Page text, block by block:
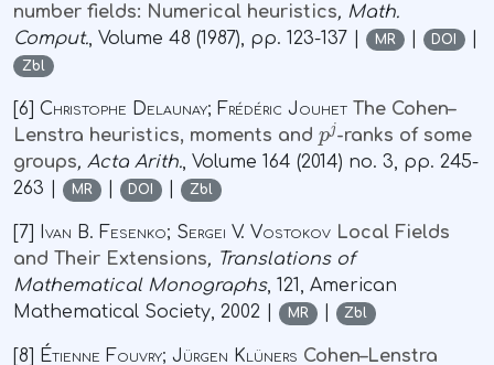
number fields: Numerical heuristics, Math.
Comput., Volume 48 (1987), pp. 123-137 | MR | DOI
Zbl
[6] Christophe Delaunay; Frédéric Jouhet The Cohen–
Lenstra heuristics, moments and
pj-ranks of some
groups, Acta Arith., Volume 164 (2014) no. 3, pp. 245-
263 |
MR | DOI | Zbl
[7] Ivan B. Fesenko; Sergei V. Vostokov Local Fields
and Their Extensions, Translations of
Mathematical Monographs, 121, American
Mathematical Society, 2002 |
MR | Zbl
[8] Étienne Fouvry; Jürgen Klüners Cohen–Lenstra